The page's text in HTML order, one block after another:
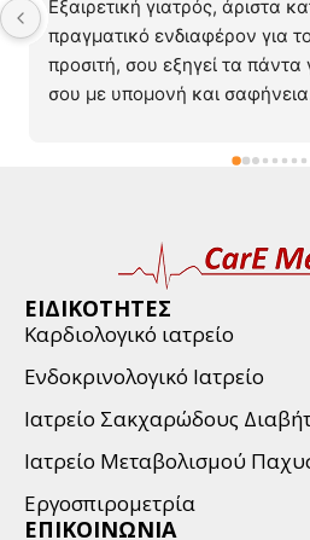
Εξαιρετική γιατρός, άριστα
πραγματικό ενδιαφέρον για
προσιτή, σου εξηγεί τα πάντα
σου με υπομονή και
ΕΙΔΙΚΟΤΗΤΕΣ
Καρδιολογικό ιατρείο
Ενδοκρινολογικό Ιατρείο
Ιατρείο Σακχαρώδους
Ιατρείο Μεταβολισμού
Εργοσπιρομετρία
ΕΠΙΚΟΙΝΩΝΙΑ